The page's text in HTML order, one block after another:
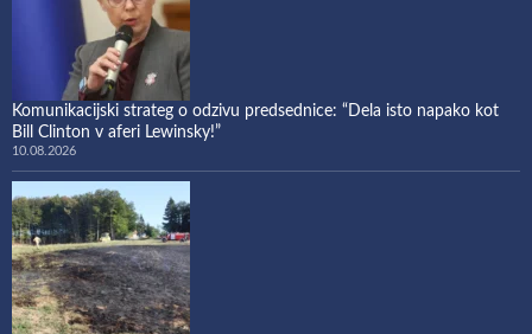
Komunikacijski strateg o odzivu predsednice: “Dela isto napako kot
Bill Clinton v aferi Lewinsky!”
10.08.2026